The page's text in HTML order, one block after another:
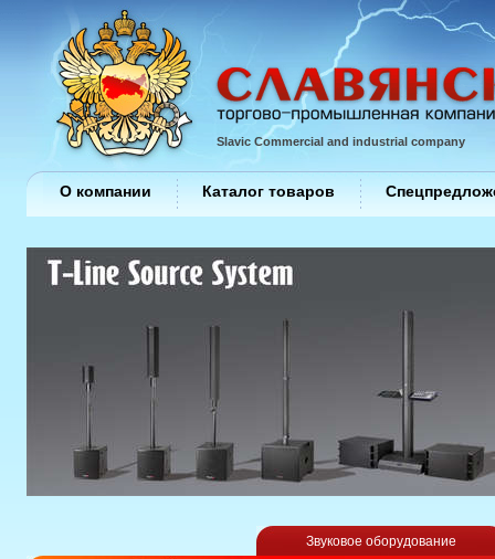
Звуковое оборудование
Slavic Commercial and industrial company
О компании Каталог товаров